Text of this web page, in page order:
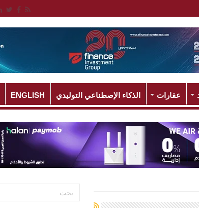
عقارات الذكاء الإصطناعي التوليدي ENGLISH